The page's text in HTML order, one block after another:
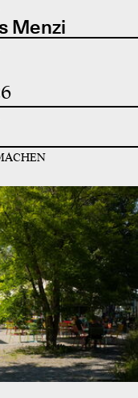
Menzi